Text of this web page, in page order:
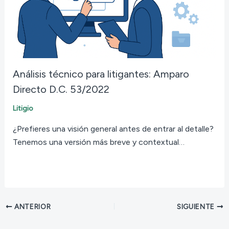
Análisis técnico para litigantes: Amparo
Directo D.C. 53/2022
Litigio
¿Prefieres una visión general antes de entrar al detalle?
Tenemos una versión más breve y contextual…
ANTERIOR SIGUIENTE